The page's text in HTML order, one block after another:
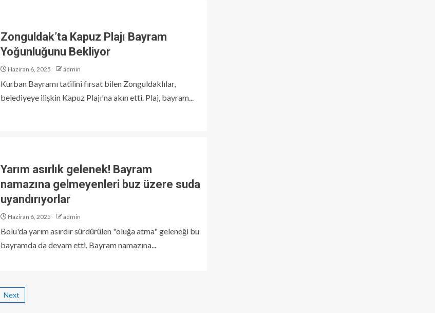
Zonguldak’ta Kapuz Plajı Bayram
Yoğunluğunu Bekliyor
Haziran 6, 2025 admin
Kurban Bayramı tatilini fırsat bilen Zonguldaklılar,
belediyeye ilişkin Kapuz Plajı'na akın etti. Plaj, bayram...
Yarım asırlık gelenek! Bayram
namazına gelmeyenleri buz üzere suda
uyandırıyorlar
Haziran 6, 2025 admin
Bolu'da yarım asırdır sürdürülen "oluğa atma" geleneği bu
bayramda da devam etti. Bayram namazına...
Next